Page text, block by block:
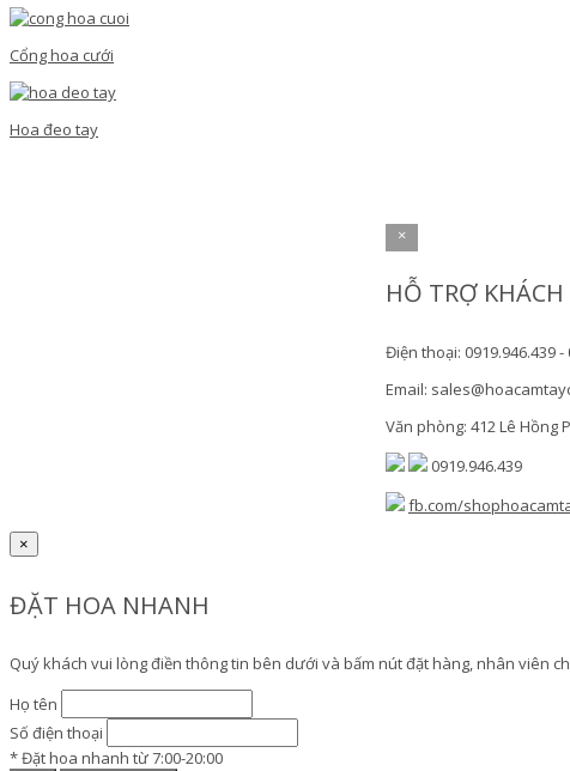
Cổng hoa cưới
Hoa đeo tay
×
HỖ TRỢ
Điện thoại: 0919.946.439 -
Email:
Văn phòng: 412 Lê Hồng
0919.946.439
fb.com/
×
ĐẶT HOA NHANH
Quý khách vui lòng điền thông tin bên dưới và bấm nút đặt hàng, nhân viên
Họ tên
Số điện thoại
* Đặt hoa nhanh từ 7:00-20:00